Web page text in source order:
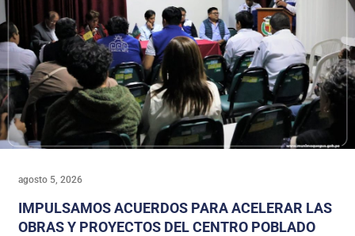
agosto 5, 2026
IMPULSAMOS ACUERDOS PARA ACELERAR LAS
OBRAS Y PROYECTOS DEL CENTRO POBLADO